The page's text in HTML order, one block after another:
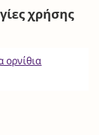
χρήσης
ορνίθια